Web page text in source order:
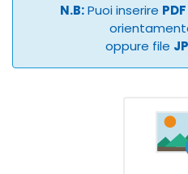
N.B:Puoi inserire
oppure file